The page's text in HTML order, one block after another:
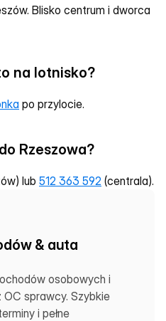
Blisko centrum i dworca
na lotnisko?
po przylocie.
Rzeszowa?
lub 512 363 592 (centrala).
& auta
osobowych i
sprawcy. Szybkie
i pełne